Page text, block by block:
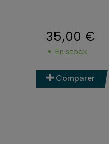
Prix
35,00 €
En stock
Comparer